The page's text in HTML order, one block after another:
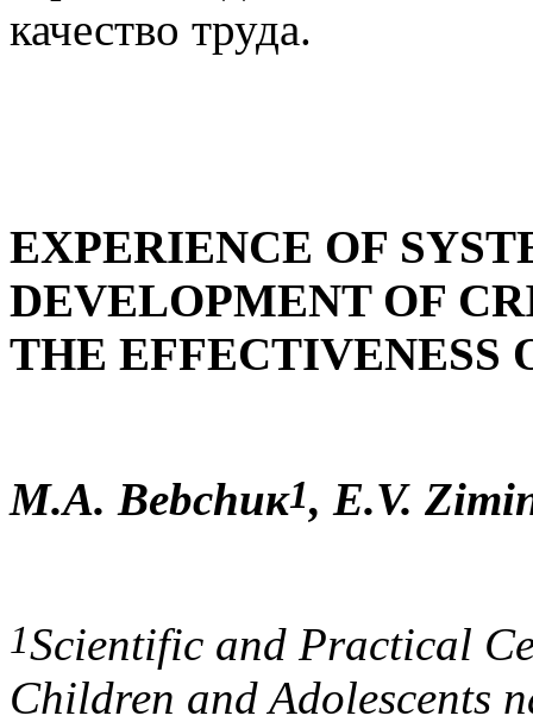
качество труда.
EXPERIENCE OF
DEVELOPMENT OF
THE EFFECTIVENESS
М.А. Bebchuк1, E.V.
1Scientific and Practical
Children and Adolescents